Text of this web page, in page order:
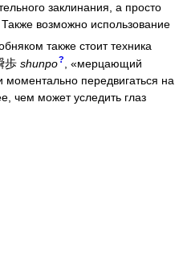
заклинания, а просто
возможно использование
также стоит техника
歩 shunpo?
, «мерцающий
моментально передвигаться на
чем может уследить глаз